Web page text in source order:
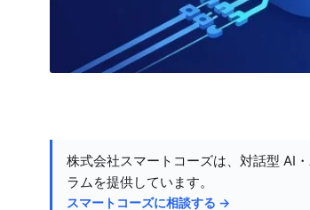
株式会社スマートコーズは、対話型 AI
ラムを提供しています。
スマートコーズに相談する →